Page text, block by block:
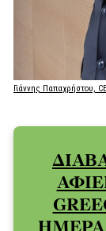
Γιάννης Παπαχρήστου,